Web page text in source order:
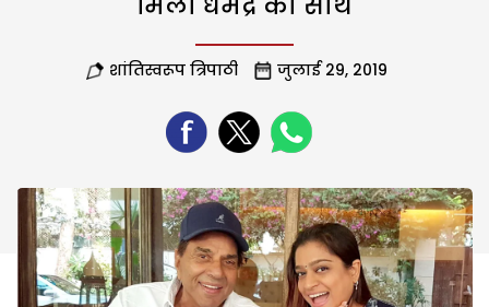
शांतिस्वरूप त्रिपाठी जुलाई 29, 2019